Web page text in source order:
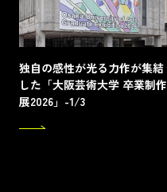
独自の感性が光る力作が集結
した「大阪芸術大学 卒業制作
展2026」-1/3